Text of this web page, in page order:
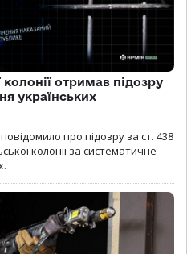
отримав підозру
українських
про підозру за ст. 438
колонії за систематичне